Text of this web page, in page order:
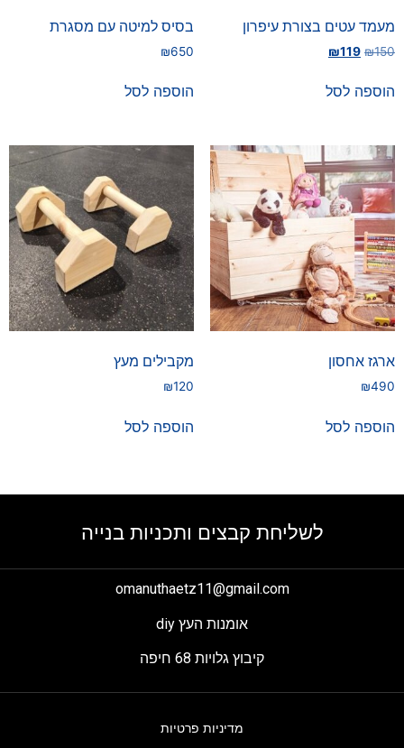
מעמד עטים בצורת עיפרון
₪150
₪119
הוספה לסל
בסיס למיטה עם מסגרת
₪650
הוספה לסל
ארגז אחסון
₪490
הוספה לסל
מקבילים מעץ
₪120
הוספה לסל
לשליחת קבצים ותכניות בנייה
omanuthaetz11@gmail.com
אומנות העץ diy
קיבוץ גלויות 68 חיפה
מדיניות פרטיות